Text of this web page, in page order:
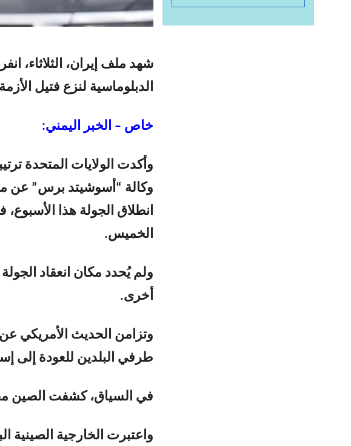
شهد ملف إيران، الثلاثاء،
الدبلوماسية لنزع فتيل
خاص – الخبر اليمني:
وأكدت الولايات المتحدة
وكالة “أسوشيتد برس” عن
انطلاق الجولة هذا
الخميس.
ولم يُحدد مكان انعقاد
أخرى.
وتزامن الحديث الأمريكي
طرفي البلدين للعودة إلى
في السياق، كشفت الصين
واعتبرت الخارجية الصينية